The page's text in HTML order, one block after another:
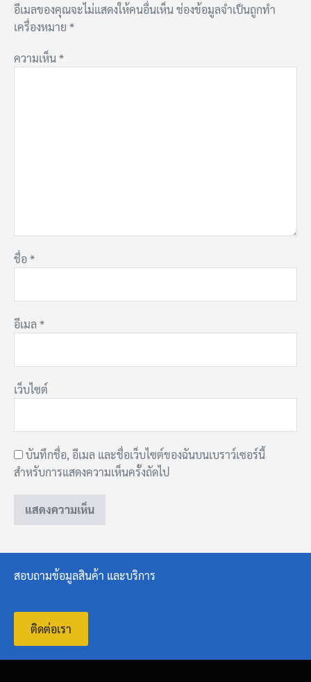
อีเมลของคุณจะไม่แสดงให้คนอื่นเห็นช่องข้อมูลจำเป็นถูกทำ
เครื่องหมาย *
ความเห็น*
ชื่อ*
อีเมล *
เว็บไซต์
บันทึกชื่อ, อีเมล และชื่อเว็บไซต์ของฉันบนเบราว์เซอร์นี้
สำหรับการแสดงความเห็นครั้งถัดไป
สอบถามข้อมูลสินค้า และบริการ
ติดต่อเรา